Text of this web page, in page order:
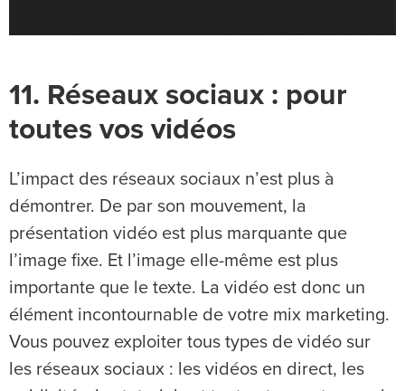
11. Réseaux sociaux : pour
toutes vos vidéos
L’impact des réseaux sociaux n’est plus à
démontrer. De par son mouvement, la
présentation vidéo est plus marquante que
l’image fixe. Et l’image elle-même est plus
importante que le texte. La vidéo est donc un
élément incontournable de votre mix marketing.
Vous pouvez exploiter tous types de vidéo sur
les réseaux sociaux : les vidéos en direct, les